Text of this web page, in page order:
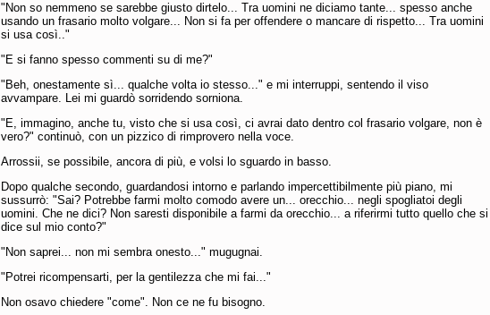
"Non so nemmeno se sarebbe giusto dirtelo... Tra uomini ne diciamo tante... spesso anche
usando un frasario molto volgare... Non si fa per offendere o mancare di rispetto... Tra uomini
si usa così.."
"E si fanno spesso commenti su di me?"
"Beh, onestamente sì... qualche volta io stesso..." e mi interruppi, sentendo il viso
avvampare. Lei mi guardò sorridendo sorniona.
"E, immagino, anche tu, visto che si usa così, ci avrai dato dentro col frasario volgare, non è
vero?" continuò, con un pizzico di rimprovero nella voce.
Arrossii, se possibile, ancora di più, e volsi lo sguardo in basso.
Dopo qualche secondo, guardandosi intorno e parlando impercettibilmente più piano, mi
sussurrò: "Sai? Potrebbe farmi molto comodo avere un... orecchio... negli spogliatoi degli
uomini. Che ne dici? Non saresti disponibile a farmi da orecchio... a riferirmi tutto quello che si
dice sul mio conto?"
"Non saprei... non mi sembra onesto..." mugugnai.
"Potrei ricompensarti, per la gentilezza che mi fai..."
Non osavo chiedere "come". Non ce ne fu bisogno.